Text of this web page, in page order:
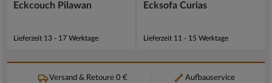
Versand & Retoure 0 € Aufbauservice
Eckcouch Pilawan
Lieferzeit 13 - 17 Werktage
Ecksofa Curias
Lieferzeit 11 - 15 Werktage